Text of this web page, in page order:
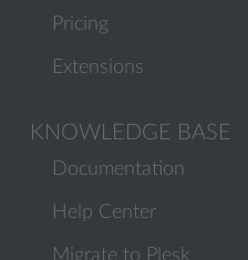
Pricing
Extensions
KNOWLEDGE BASE
Documentation
Help Center
Migrate to Plesk